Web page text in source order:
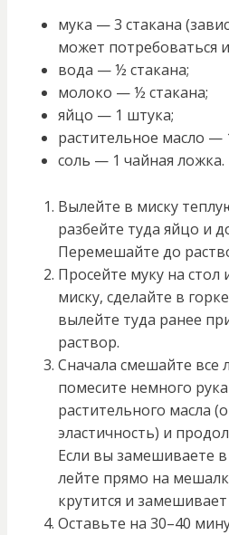
мука — 3 стакана
может потребоваться
вода — ½ стакана;
молоко — ½ стакана;
яйцо — 1 штука;
растительное масло —
соль — 1 чайная ложка.
Вылейте в миску
разбейте туда яйцо и
Перемешайте до
Просейте муку на
миску, сделайте в
вылейте туда ранее
раствор.
Сначала смешайте все
помесите немного
растительного масла
эластичность) и
Если вы замешиваете
лейте прямо на
крутится и замешивает
Оставьте на 30–40